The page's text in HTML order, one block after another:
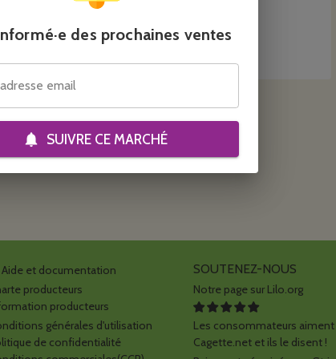
un mail à l'ouverture des prochaines ventes
MARCHÉ
Aide et documentation
producteurs
producteurs
générales d'utilisation
de confidentialité
SOUTENEZ-NOUS
Notre page sur Lilo.org
Les consommateurs aiment
Cagette.net et ils le disent !
des prochaines ventes
email
SUIVRE CE MARCHÉ